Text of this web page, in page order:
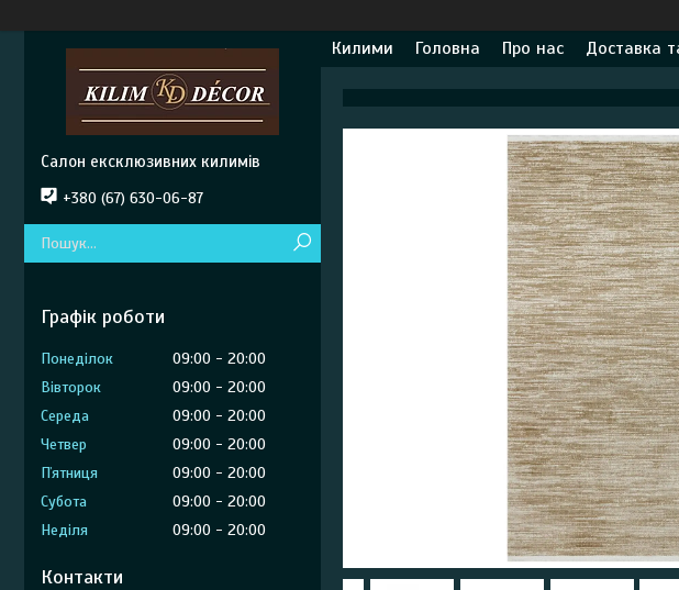
Килими Головна Про нас Доставка
Салон ексклюзивних килимів
+380 (67) 630-06-87
Графік роботи
Понеділок 09:00
20:00
Вівторок
09:00
20:00
Середа
09:00
20:00
Четвер
09:00
20:00
Пʼятниця
09:00
20:00
Субота
09:00
20:00
Неділя
09:00 20:00
Контакти